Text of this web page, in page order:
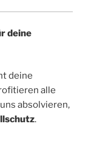
deine
deine
alle
absolvieren,
.